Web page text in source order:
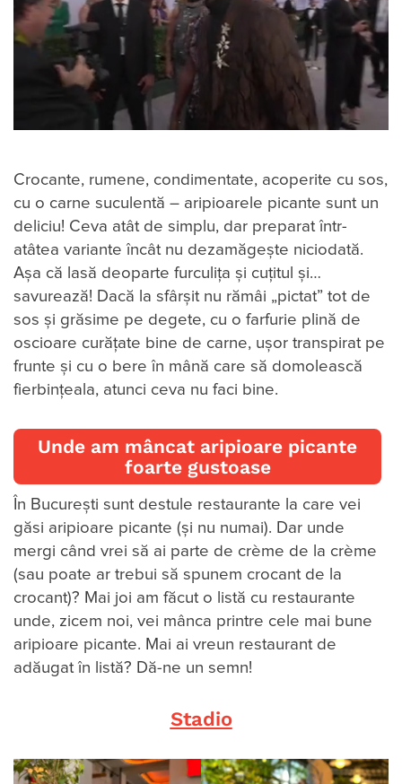
Crocante, rumene, condimentate, acoperite cu sos,
cu o carne suculentă – aripioarele picante sunt un
deliciu! Ceva atât de simplu, dar preparat într-
atâtea variante încât nu dezamăgește niciodată.
Așa că lasă deoparte furculița și cuțitul și…
savurează! Dacă la sfârșit nu rămâi „pictat” tot de
sos și grăsime pe degete, cu o farfurie plină de
oscioare curățate bine de carne, ușor transpirat pe
frunte și cu o bere în mână care să domolească
fierbințeala, atunci ceva nu faci bine.
Unde am mâncat aripioare picante
foarte gustoase
În București sunt destule restaurante la care vei
găsi aripioare picante (și nu numai). Dar unde
mergi când vrei să ai parte de crème de la crème
(sau poate ar trebui să spunem crocant de la
crocant)? Mai joi am făcut o listă cu restaurante
unde, zicem noi, vei mânca printre cele mai bune
aripioare picante. Mai ai vreun restaurant de
adăugat în listă? Dă-ne un semn!
Stadio